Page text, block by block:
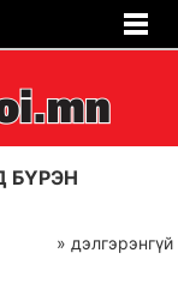
БҮРЭН
» дэлгэрэнгүй